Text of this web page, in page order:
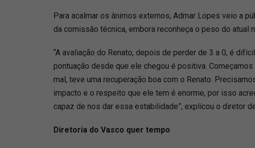
Para acalmar os ânimos externos, Admar Lopes veio a
da comissão técnica, embora reconheça o peso do atual
“A avaliação do Renato, depois de perder de 3 a 0, é
pontuação desde que ele chegou é positiva.
mal, teve uma recuperação boa com o Renato.
impacto e o respeito que ele tem é enorme, por isso
capaz de nos dar essa estabilidade”, explicou o diretor
Diretoria do Vasco quer tempo